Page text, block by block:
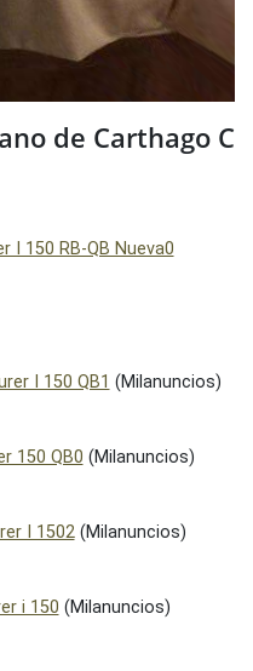
de Carthago C
I 150 RB-QB Nueva0
I 150 QB1 (Milanuncios)
150 QB0 (Milanuncios)
I 1502(Milanuncios)
i 150 (Milanuncios)